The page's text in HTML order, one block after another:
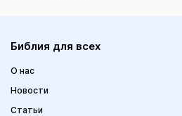
Библия для всех
О нас
Новости
Статьи